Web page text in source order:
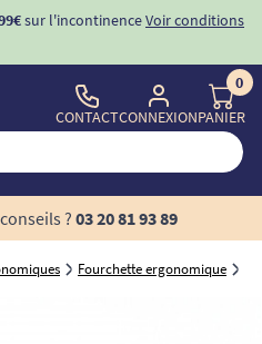
sur l'incontinenceVoir conditions
CONTACTCONNEXION
0
PANIER
? 03 20 81 93 89
Fourchette ergonomique